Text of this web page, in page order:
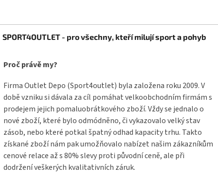
á
a
SPORT4OUTLET - pro všechny, kteří milují sport a pohyb
Proč právě my?
Firma Outlet Depo (Sport4outlet) byla založena roku 2009. V
době vzniku si dávala za cíl pomáhat velkoobchodním firmám s
prodejem jejich pomaluobrátkového zboží. Vždy se jednalo o
nové zboží, které bylo odmódněno, či vykazovalo velký stav
zásob, nebo které potkal špatný odhad kapacity trhu. Takto
získané zboží nám pak umožňovalo nabízet našim zákazníkům
cenové relace až s 80% slevy proti původní ceně, ale při
dodržení veškerých kvalitativních záruk.